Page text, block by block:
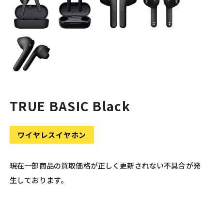
TRUE BASIC Black
ワイヤレスイヤホン
現在一部商品の買取価格が正しく更新されない不具合が発
生しております。